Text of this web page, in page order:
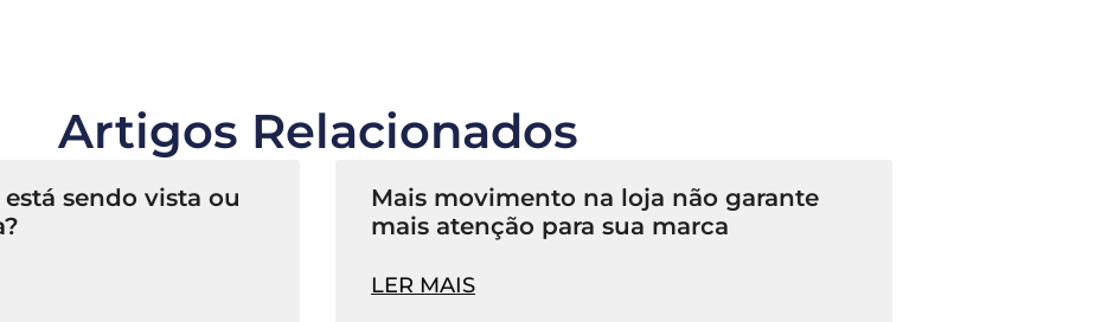
Artigos Relacionados
sendo vista ou
Mais movimento na loja não garante
mais atenção para sua marca
LER MAIS